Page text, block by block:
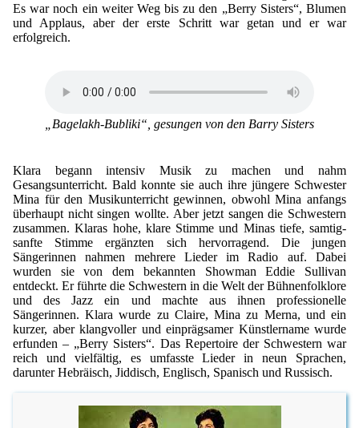
Es war noch ein weiter Weg bis zu den „Berry Sisters“, Blumen
und Applaus, aber der erste Schritt war getan und er war
erfolgreich.
„Bagelakh-Bubliki“, gesungen von den Barry Sisters
Klara begann intensiv Musik zu machen und nahm
Gesangsunterricht. Bald konnte sie auch ihre jüngere Schwester
Mina für den Musikunterricht gewinnen, obwohl Mina anfangs
überhaupt nicht singen wollte. Aber jetzt sangen die Schwestern
zusammen. Klaras hohe, klare Stimme und Minas tiefe, samtig-
sanfte Stimme ergänzten sich hervorragend. Die jungen
Sängerinnen nahmen mehrere Lieder im Radio auf. Dabei
wurden sie von dem bekannten Showman Eddie Sullivan
entdeckt. Er führte die Schwestern in die Welt der Bühnenfolklore
und des Jazz ein und machte aus ihnen professionelle
Sängerinnen. Klara wurde zu Claire, Mina zu Merna, und ein
kurzer, aber klangvoller und einprägsamer Künstlername wurde
erfunden – „Berry Sisters“. Das Repertoire der Schwestern war
reich und vielfältig, es umfasste Lieder in neun Sprachen,
darunter Hebräisch, Jiddisch, Englisch, Spanisch und Russisch.